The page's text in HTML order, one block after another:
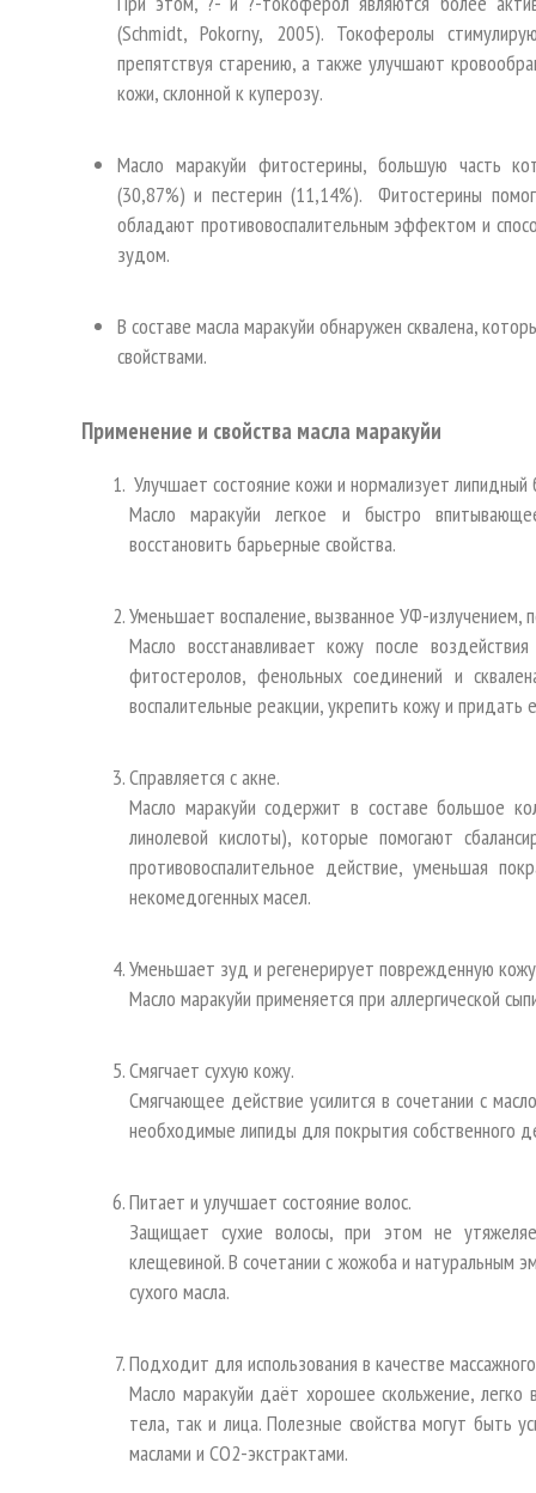
(Schmidt, Pokorny, 2005). Токоферолы
препятствуя старению, а также улучшают
кожи, склонной к куперозу.
Масло маракуйи фитостерины, большую часть
(30,87%) и пестерин (11,14%). Фитостерины
обладают противовоспалительным эффектом и
зудом.
В составе масла маракуйи обнаружен сквалена,
свойствами.
Применение и свойства масла маракуйи
Улучшает состояние кожи и нормализует липидный
Масло маракуйи легкое и быстро
восстановить барьерные свойства.
Уменьшает воспаление, вызванное УФ-излучением,
Масло восстанавливает кожу после
фитостеролов, фенольных соединений и
воспалительные реакции, укрепить кожу и придать
Справляется с акне.
Масло маракуйи содержит в составе большое
линолевой кислоты), которые помогают
противовоспалительное действие, уменьшая
некомедогенных масел.
Уменьшает зуд и регенерирует поврежденную
Масло маракуйи применяется при аллергической
Смягчает сухую кожу.
Смягчающее действие усилится в сочетании с
необходимые липиды для покрытия собственного
Питает и улучшает состояние волос.
Защищает сухие волосы, при этом не
клещевиной. В сочетании с жожоба и натуральным
сухого масла.
Подходит для использования в качестве
Масло маракуйи даёт хорошее скольжение, легко
тела, так и лица. Полезные свойства могут быть
маслами и СО2-экстрактами.